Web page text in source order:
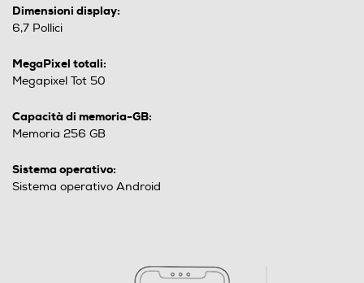
Dimensioni display:
6,7 Pollici
MegaPixel totali:
Megapixel Tot 50
Capacità di memoria-GB:
Memoria 256 GB
Sistema operativo:
Sistema operativo Android